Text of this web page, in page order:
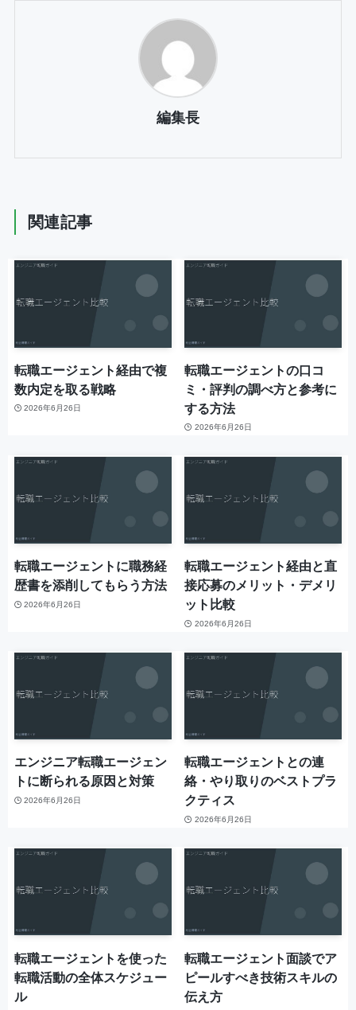
編集長
関連記事
転職エージェント経由で複
数内定を取る戦略
2026年6月26日
転職エージェントの口コ
ミ・評判の調べ方と参考に
する方法
2026年6月26日
転職エージェントに職務経
歴書を添削してもらう方法
2026年6月26日
転職エージェント経由と直
接応募のメリット・デメリ
ット比較
2026年6月26日
エンジニア転職エージェン
トに断られる原因と対策
2026年6月26日
転職エージェントとの連
絡・やり取りのベストプラ
クティス
2026年6月26日
転職エージェントを使った
転職活動の全体スケジュー
ル
転職エージェント面談でア
ピールすべき技術スキルの
伝え方